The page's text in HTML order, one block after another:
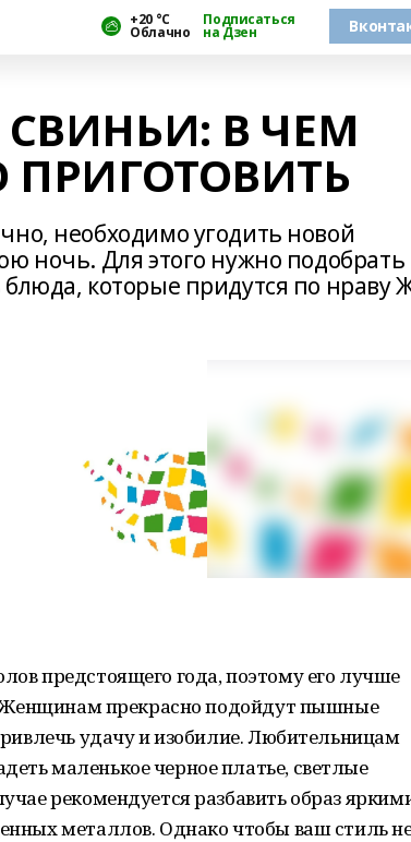
+20 °С
Облачно
Подписаться
на Дзен
В ЧЕМ
ПРИГОТОВИТЬ
необходимо угодить новой
ночь. Для этого нужно подобрать
которые придутся по нраву
предстоящего года, поэтому его лучше
Женщинам прекрасно подойдут пышные
удачу и изобилие. Любительницам
маленькое черное платье, светлые
рекомендуется разбавить образ
металлов. Однако чтобы ваш стиль